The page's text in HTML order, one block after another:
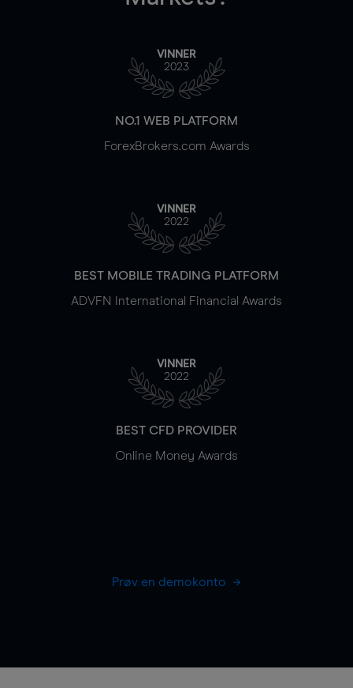
VINNER
2023
NO.1 WEB PLATFORM
ForexBrokers.com Awards
VINNER
2022
BEST MOBILE TRADING PLATFORM
ADVFN International Financial Awards
VINNER
2022
BEST CFD PROVIDER
Online Money Awards
Prøv en demokonto